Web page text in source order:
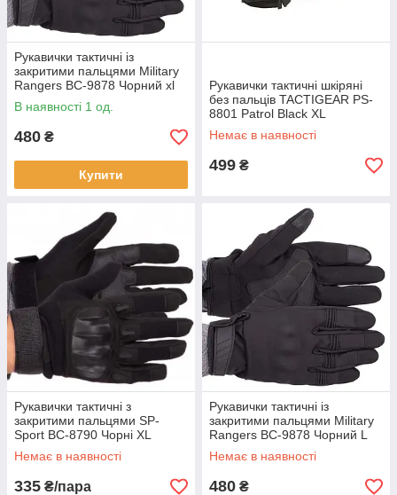
Рукавички тактичні із
закритими пальцями Military
Rangers BC-9878 Чорний xl
В наявності 1 од.
480 ₴
Купити
Рукавички тактичні шкіряні
без пальців TACTIGEAR PS-
8801 Patrol Black XL
Немає в наявності
499 ₴
Рукавички тактичні з
закритими пальцями SP-
Sport BC-8790 Чорні XL
Немає в наявності
335 ₴/пара
Рукавички тактичні із
закритими пальцями Military
Rangers BC-9878 Чорний L
Немає в наявності
480 ₴